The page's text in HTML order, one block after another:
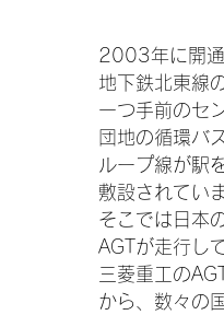
2003年に開
地下鉄北東線
一つ手前のセ
団地の循環バ
ループ線が駅
敷設されてい
そこでは日本
AGTが走行し
三菱重工の
から、数々の